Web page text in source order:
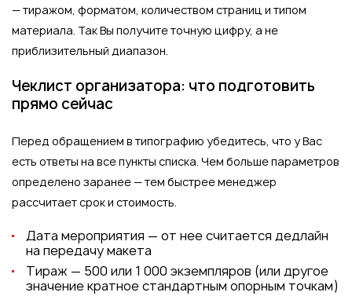
— тиражом, форматом, количеством страниц и типом
материала. Так Вы получите точную цифру, а не
приблизительный диапазон.
Чеклист организатора: что подготовить
прямо сейчас
Перед обращением в типографию убедитесь, что у Вас
есть ответы на все пункты списка. Чем больше параметров
определено заранее — тем быстрее менеджер
рассчитает срок и стоимость.
Дата мероприятия — от нее считается дедлайн
на передачу макета
Тираж — 500 или 1 000 экземпляров (или другое
значение кратное стандартным опорным точкам)